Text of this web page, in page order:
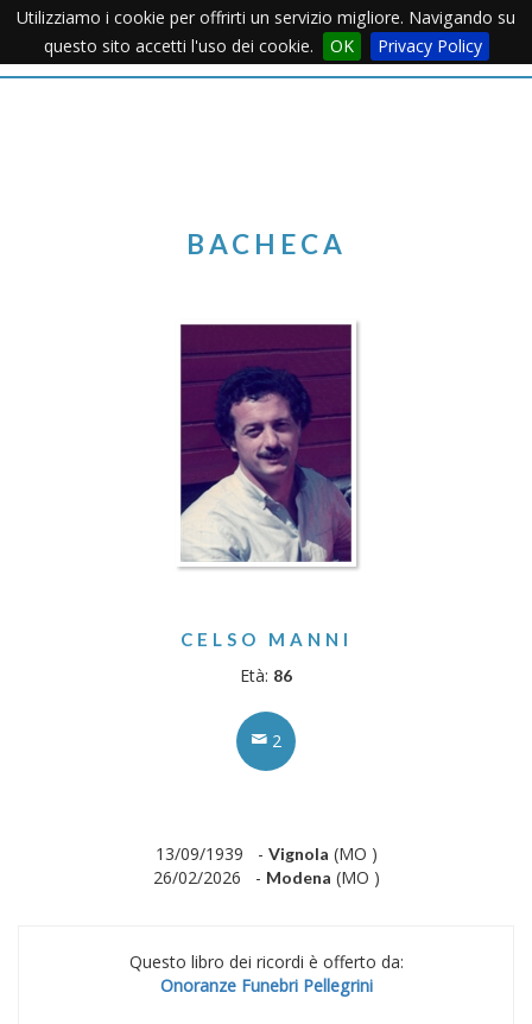
Utilizziamo i cookie per offrirti un servizio migliore. Navigando su
questo sito accetti l'uso dei cookie.
OK Privacy PolicyMenu
BACHECA
CELSO MANNI
Età: 86
2
13/09/1939 - Vignola (MO )
26/02/2026 - Modena (MO )
Questo libro dei ricordi è offerto da:
Onoranze Funebri Pellegrini